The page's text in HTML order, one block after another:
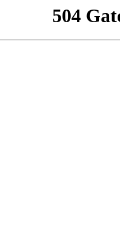
504